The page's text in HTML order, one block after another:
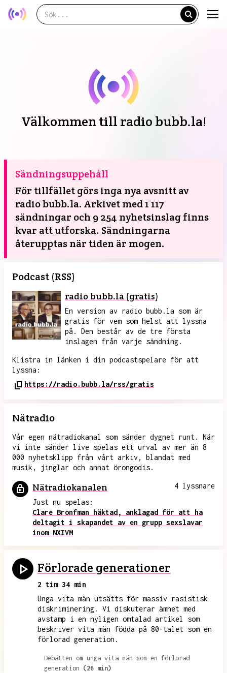
Välkommen till radio bubb.la!
Sändningsuppehåll
För tillfället görs inga nya avsnitt av
radio bubb.la. Arkivet med 1 117
sändningar och 9 254 nyhetsinslag finns
kvar att utforska. Sändningarna
återupptas när tiden är mogen.
Podcast (RSS)
radio bubb.la (gratis)
En version av radio bubb.la som är
gratis för vem som helst att lyssna
på. Den består av de tre första
inslagen från varje sändning.
Klistra in länken i din podcastspelare för att
lyssna:
https://radio.bubb.la/rss/gratis
Nätradio
Vår egen nätradiokanal som sänder dygnet runt. När
vi inte sänder live spelas ett urval av mer än 8
000 nyhetsklipp från vårt arkiv, blandat med
musik, jinglar och annat örongodis.
Nätradiokanalen
4 lyssnare
Just nu spelas:
Clare Bronfman häktad, anklagad för att ha
deltagit i skapandet av en grupp sexslavar
inom NXIVM
Förlorade generationer
2 tim 34 min
Unga vita män utsätts för massiv rasistisk
diskriminering. Vi diskuterar ämnet med
avstamp i en nyligen omtalad artikel som
beskriver vita män födda på 80-talet som en
förlorad generation.
Debatten om unga vita män som en förlorad
generation (26 min)